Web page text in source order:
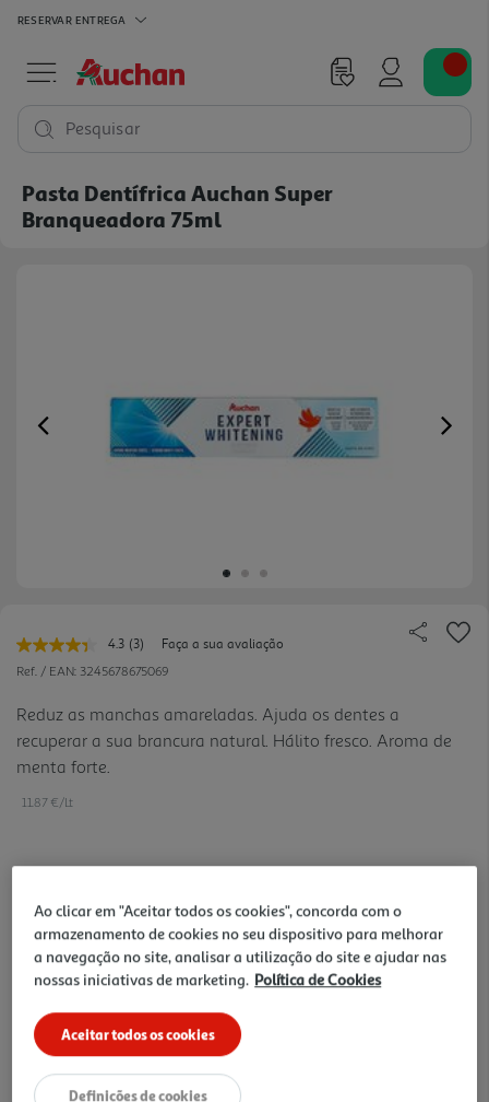
RESERVAR ENTREGA
Pesquisar
Pasta Dentífrica Auchan Super
Branqueadora 75ml
Previous
4.3 Leu
3
Link
para
a
(3)
Faça a sua avaliação
Ref. / EAN: 3245678675069
Reduz as manchas amareladas. Ajuda os dentes a
recuperar a sua brancura natural. Hálito fresco. Aroma de
menta forte.
11.87 €/Lt
0,89 €
Notas de preparação
Ao clicar em "Aceitar todos os cookies", concorda com o
armazenamento de cookies no seu dispositivo para melhorar
a navegação no site, analisar a utilização do site e ajudar nas
nossas iniciativas de marketing. Política de Cookies
Aceitar todos os cookies
Definições de cookies